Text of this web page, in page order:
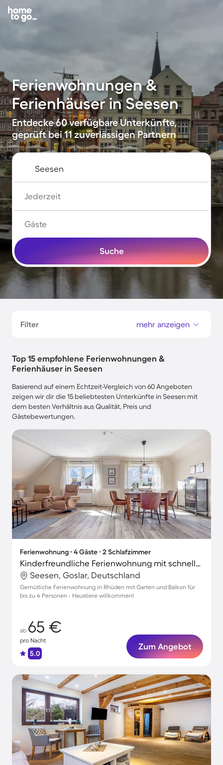
Ferienwohnungen &
Ferienhäuser in Seesen
Entdecke 60 verfügbare Unterkünfte,
geprüft bei 11 zuverlässigen Partnern
Jederzeit
Gäste
Suche
Filter mehr anzeigen
Top 15 empfohlene Ferienwohnungen &
Ferienhäuser in Seesen
Basierend auf einem Echtzeit-Vergleich von 60 Angeboten
zeigen wir dir die 15 beliebtesten Unterkünfte in Seesen mit
dem besten Verhältnis aus Qualität, Preis und
Gästebewertungen.
Ferienwohnung ∙ 4 Gäste ∙ 2 Schlafzimmer
Kinderfreundliche Ferienwohnung mit schnellem Internet, Grill und Garten | Gartenblick | Ideal für Homeoffice | Hunde erlaubt
Seesen, Goslar, Deutschland
Gemütliche Ferienwohnung in Rhüden mit Garten und Balkon für
bis zu 4 Personen - Haustiere willkommen!
ab 65 €
pro Nacht
5.0
Zum Angebot